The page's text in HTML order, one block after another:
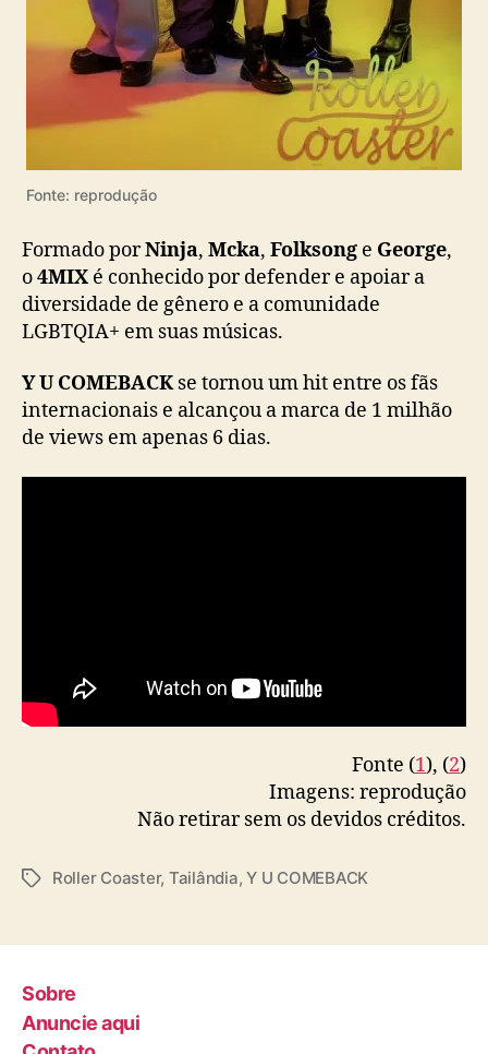
Fonte: reprodução
Formado porNinja, Mcka, Folksong e George,
o4MIX é conhecido por defender e apoiar a
diversidade de gênero e a comunidade
LGBTQIA+ em suas músicas.
Y U COMEBACKse tornou um hit entre os fãs
internacionais e alcançou a marca de 1 milhão
de views em apenas 6 dias.
Fonte (1), (2)
Imagens: reprodução
Não retirar sem os devidos créditos.
T
s
Roller Coaster, Tailândia,Y U COMEBACK
Sobre
Anuncie aqui